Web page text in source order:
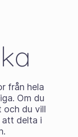
från hela
Om du
och du vill
delta i